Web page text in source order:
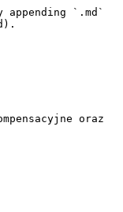
`.md`
oraz